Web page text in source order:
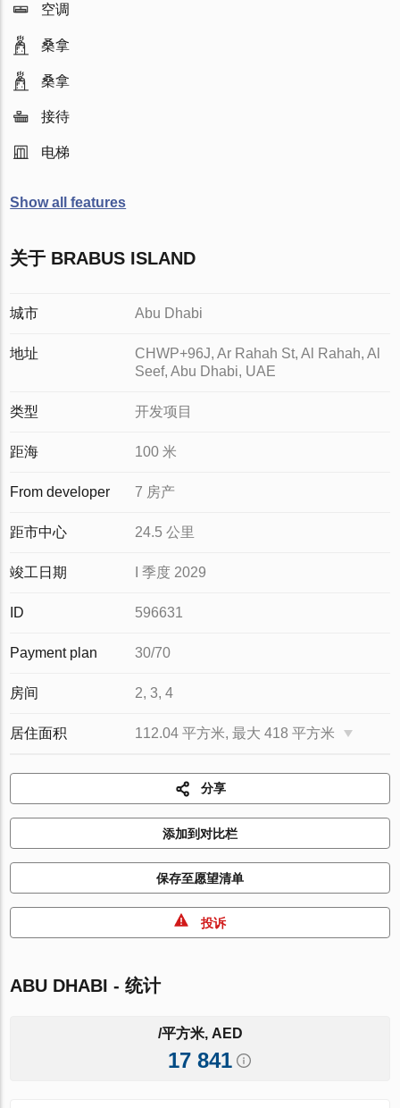
空调
桑拿
桑拿
接待
电梯
Show all features
关于 BRABUS ISLAND
城市 Abu Dhabi
地址
CHWP+96J, Ar Rahah St, Al Rahah, Al
Seef, Abu Dhabi, UAE
类型 开发项目
距海 100 米
From developer 7 房产
距市中心 24.5 公里
竣工日期 I 季度 2029
ID 596631
Payment plan 30/70
房间 2, 3, 4
居住面积 112.04 平方米, 最大 418 平方米
分享
添加到对比栏
保存至愿望清单
投诉
ABU DHABI - 统计
/平方米, AED
17 841